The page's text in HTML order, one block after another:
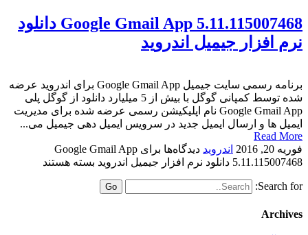
Google Gmail App 5.11.115007468 دانلود
نرم افزار جیمیل اندروید
برنامه رسمی سایت جیمیل Google Gmail App برای اندروید عرضه
شده توسط کمپانی گوگل با بیش از 5 میلیارد دانلود از گوگل پلی
Google Gmail App نام اپلیکیشن رسمی عرضه شده برای مدیریت
ایمیل ها و ارسال ایمیل جدید در سرویس ایمیل دهی جیمیل می...
Read More
فوریه 20, 2016
اندروید دیدگاه‌ها
برای Google Gmail App
5.11.115007468 دانلود نرم افزار جیمیل اندروید
بسته هستند
Search for:
Archives